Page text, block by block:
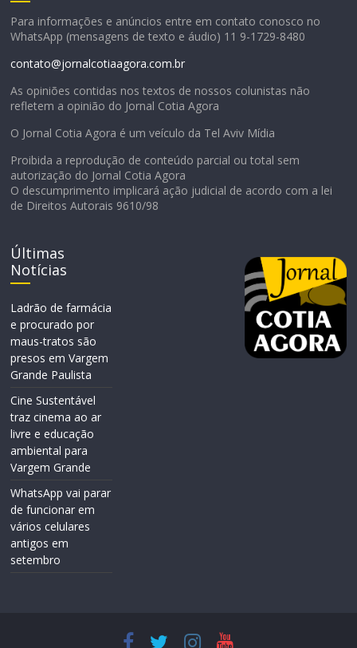
Para informações e anúncios entre em contato conosco no
WhatsApp (mensagens de texto e áudio) 11 9-1729-8480
contato@jornalcotiaagora.com.br
As opiniões contidas nos textos de nossos colunistas não
refletem a opinião do Jornal Cotia Agora
O Jornal Cotia Agora é um veículo da Tel Aviv Mídia
Proibida a reprodução de conteúdo parcial ou total sem
autorização do Jornal Cotia Agora
O descumprimento implicará ação judicial de acordo com a lei
de Direitos Autorais 9610/98
Últimas
Notícias
Ladrão de farmácia
e procurado por
maus-tratos são
presos em Vargem
Grande Paulista
Cine Sustentável
traz cinema ao ar
livre e educação
ambiental para
Vargem Grande
WhatsApp vai parar
de funcionar em
vários celulares
antigos em
setembro